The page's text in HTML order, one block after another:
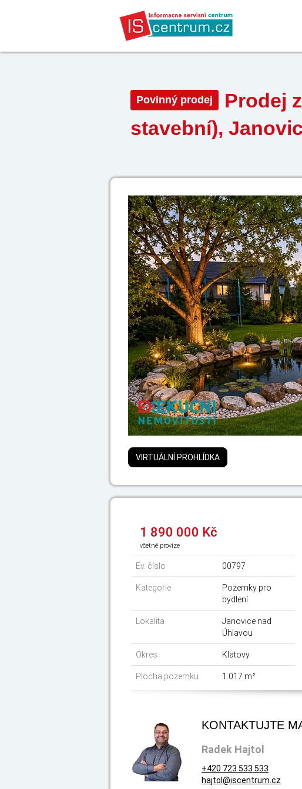
Povinný prodej
Prodej
stavební),
VIRTUÁLNÍ PROHLÍDKA
1 890 000 Kč
včetně provize
Ev. číslo 00797
Kategorie
Pozemky pro
bydlení
Lokalita
Janovice nad
Úhlavou
Okres Klatovy
Plocha pozemku 1.017 m²
KONTAKTUJTE
Radek Hajtol
+420 723 533 533
hajtol@iscentrum.cz